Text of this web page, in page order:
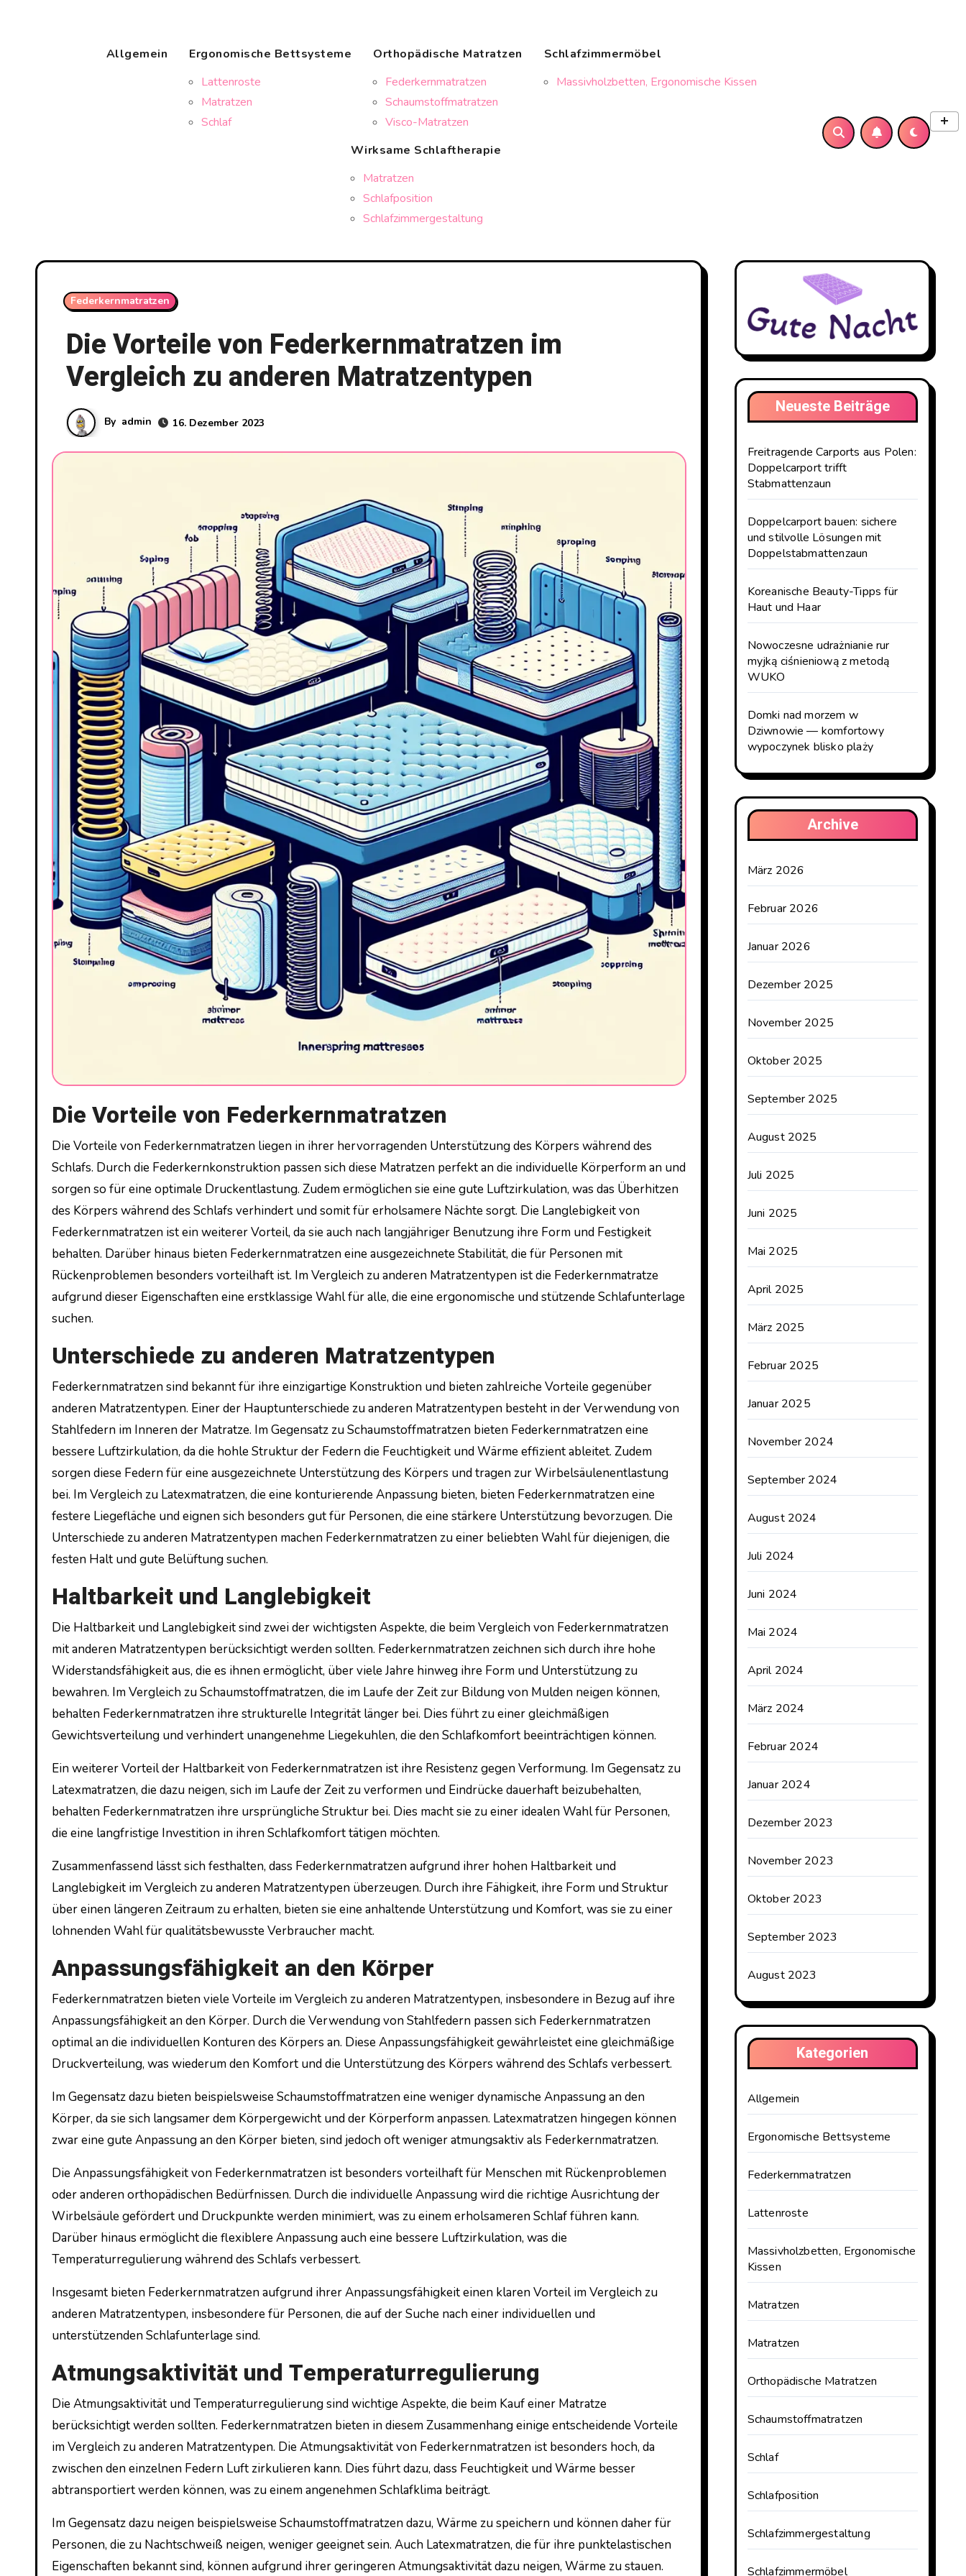
Allgemein
Ergonomische Bettsysteme
Lattenroste
Matratzen
Schlaf
Orthopädische Matratzen
Federkernmatratzen
Schaumstoffmatratzen
Visco-Matratzen
Schlafzimmermöbel
Massivholzbetten, Ergonomische Kissen
Wirksame Schlaftherapie
Matratzen
Schlafposition
Schlafzimmergestaltung
Federkernmatratzen
Die Vorteile von Federkernmatratzen im
Vergleich zu anderen Matratzentypen
By admin 16. Dezember 2023
Die Vorteile von Federkernmatratzen
Die Vorteile von Federkernmatratzen liegen in ihrer hervorragenden Unterstützung des Körpers während des
Schlafs. Durch die Federkernkonstruktion passen sich diese Matratzen perfekt an die individuelle Körperform an und
sorgen so für eine optimale Druckentlastung. Zudem ermöglichen sie eine gute Luftzirkulation, was das Überhitzen
des Körpers während des Schlafs verhindert und somit für erholsamere Nächte sorgt. Die Langlebigkeit von
Federkernmatratzen ist ein weiterer Vorteil, da sie auch nach langjähriger Benutzung ihre Form und Festigkeit
behalten. Darüber hinaus bieten Federkernmatratzen eine ausgezeichnete Stabilität, die für Personen mit
Rückenproblemen besonders vorteilhaft ist. Im Vergleich zu anderen Matratzentypen ist die Federkernmatratze
aufgrund dieser Eigenschaften eine erstklassige Wahl für alle, die eine ergonomische und stützende Schlafunterlage
suchen.
Unterschiede zu anderen Matratzentypen
Federkernmatratzen sind bekannt für ihre einzigartige Konstruktion und bieten zahlreiche Vorteile gegenüber
anderen Matratzentypen. Einer der Hauptunterschiede zu anderen Matratzentypen besteht in der Verwendung von
Stahlfedern im Inneren der Matratze. Im Gegensatz zu Schaumstoffmatratzen bieten Federkernmatratzen eine
bessere Luftzirkulation, da die hohle Struktur der Federn die Feuchtigkeit und Wärme effizient ableitet. Zudem
sorgen diese Federn für eine ausgezeichnete Unterstützung des Körpers und tragen zur Wirbelsäulenentlastung
bei. Im Vergleich zu Latexmatratzen, die eine konturierende Anpassung bieten, bieten Federkernmatratzen eine
festere Liegefläche und eignen sich besonders gut für Personen, die eine stärkere Unterstützung bevorzugen. Die
Unterschiede zu anderen Matratzentypen machen Federkernmatratzen zu einer beliebten Wahl für diejenigen, die
festen Halt und gute Belüftung suchen.
Haltbarkeit und Langlebigkeit
Die Haltbarkeit und Langlebigkeit sind zwei der wichtigsten Aspekte, die beim Vergleich von Federkernmatratzen
mit anderen Matratzentypen berücksichtigt werden sollten. Federkernmatratzen zeichnen sich durch ihre hohe
Widerstandsfähigkeit aus, die es ihnen ermöglicht, über viele Jahre hinweg ihre Form und Unterstützung zu
bewahren. Im Vergleich zu Schaumstoffmatratzen, die im Laufe der Zeit zur Bildung von Mulden neigen können,
behalten Federkernmatratzen ihre strukturelle Integrität länger bei. Dies führt zu einer gleichmäßigen
Gewichtsverteilung und verhindert unangenehme Liegekuhlen, die den Schlafkomfort beeinträchtigen können.
Ein weiterer Vorteil der Haltbarkeit von Federkernmatratzen ist ihre Resistenz gegen Verformung. Im Gegensatz zu
Latexmatratzen, die dazu neigen, sich im Laufe der Zeit zu verformen und Eindrücke dauerhaft beizubehalten,
behalten Federkernmatratzen ihre ursprüngliche Struktur bei. Dies macht sie zu einer idealen Wahl für Personen,
die eine langfristige Investition in ihren Schlafkomfort tätigen möchten.
Zusammenfassend lässt sich festhalten, dass Federkernmatratzen aufgrund ihrer hohen Haltbarkeit und
Langlebigkeit im Vergleich zu anderen Matratzentypen überzeugen. Durch ihre Fähigkeit, ihre Form und Struktur
über einen längeren Zeitraum zu erhalten, bieten sie eine anhaltende Unterstützung und Komfort, was sie zu einer
lohnenden Wahl für qualitätsbewusste Verbraucher macht.
Anpassungsfähigkeit an den Körper
Federkernmatratzen bieten viele Vorteile im Vergleich zu anderen Matratzentypen, insbesondere in Bezug auf ihre
Anpassungsfähigkeit an den Körper. Durch die Verwendung von Stahlfedern passen sich Federkernmatratzen
optimal an die individuellen Konturen des Körpers an. Diese Anpassungsfähigkeit gewährleistet eine gleichmäßige
Druckverteilung, was wiederum den Komfort und die Unterstützung des Körpers während des Schlafs verbessert.
Im Gegensatz dazu bieten beispielsweise Schaumstoffmatratzen eine weniger dynamische Anpassung an den
Körper, da sie sich langsamer dem Körpergewicht und der Körperform anpassen. Latexmatratzen hingegen können
zwar eine gute Anpassung an den Körper bieten, sind jedoch oft weniger atmungsaktiv als Federkernmatratzen.
Die Anpassungsfähigkeit von Federkernmatratzen ist besonders vorteilhaft für Menschen mit Rückenproblemen
oder anderen orthopädischen Bedürfnissen. Durch die individuelle Anpassung wird die richtige Ausrichtung der
Wirbelsäule gefördert und Druckpunkte werden minimiert, was zu einem erholsameren Schlaf führen kann.
Darüber hinaus ermöglicht die flexiblere Anpassung auch eine bessere Luftzirkulation, was die
Temperaturregulierung während des Schlafs verbessert.
Insgesamt bieten Federkernmatratzen aufgrund ihrer Anpassungsfähigkeit einen klaren Vorteil im Vergleich zu
anderen Matratzentypen, insbesondere für Personen, die auf der Suche nach einer individuellen und
unterstützenden Schlafunterlage sind.
Atmungsaktivität und Temperaturregulierung
Die Atmungsaktivität und Temperaturregulierung sind wichtige Aspekte, die beim Kauf einer Matratze
berücksichtigt werden sollten. Federkernmatratzen bieten in diesem Zusammenhang einige entscheidende Vorteile
im Vergleich zu anderen Matratzentypen. Die Atmungsaktivität von Federkernmatratzen ist besonders hoch, da
zwischen den einzelnen Federn Luft zirkulieren kann. Dies führt dazu, dass Feuchtigkeit und Wärme besser
abtransportiert werden können, was zu einem angenehmen Schlafklima beiträgt.
Im Gegensatz dazu neigen beispielsweise Schaumstoffmatratzen dazu, Wärme zu speichern und können daher für
Personen, die zu Nachtschweiß neigen, weniger geeignet sein. Auch Latexmatratzen, die für ihre punktelastischen
Eigenschaften bekannt sind, können aufgrund ihrer geringeren Atmungsaktivität dazu neigen, Wärme zu stauen.
Neueste Beiträge
Freitragende Carports aus Polen:
Doppelcarport trifft
Stabmattenzaun
Doppelcarport bauen: sichere
und stilvolle Lösungen mit
Doppelstabmattenzaun
Koreanische Beauty-Tipps für
Haut und Haar
Nowoczesne udrażnianie rur
myjką ciśnieniową z metodą
WUKO
Domki nad morzem w
Dziwnowie — komfortowy
wypoczynek blisko plaży
Archive
März 2026
Februar 2026
Januar 2026
Dezember 2025
November 2025
Oktober 2025
September 2025
August 2025
Juli 2025
Juni 2025
Mai 2025
April 2025
März 2025
Februar 2025
Januar 2025
November 2024
September 2024
August 2024
Juli 2024
Juni 2024
Mai 2024
April 2024
März 2024
Februar 2024
Januar 2024
Dezember 2023
November 2023
Oktober 2023
September 2023
August 2023
Kategorien
Allgemein
Ergonomische Bettsysteme
Federkernmatratzen
Lattenroste
Massivholzbetten, Ergonomische
Kissen
Matratzen
Matratzen
Orthopädische Matratzen
Schaumstoffmatratzen
Schlaf
Schlafposition
Schlafzimmergestaltung
Schlafzimmermöbel